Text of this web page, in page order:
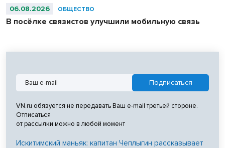
06.08.2026 ОБЩЕСТВО
В посёлке связистов улучшили мобильную связь
VN.ru обязуется не передавать Ваш e-mail третьей стороне.
Отписаться
от рассылки можно в любой момент
Искитимский маньяк: капитан Чеплыгин рассказывает